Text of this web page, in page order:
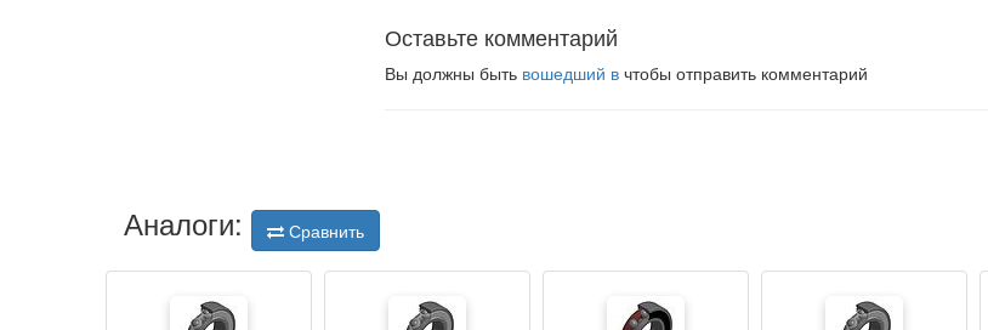
Оставьте комментарий
Вы должны быть вошедший в чтобы отправить комментарий
Аналоги: Сравнить